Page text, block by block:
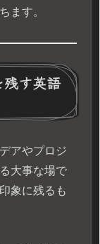
ます。
残す英語
アやプロジ
大事な場で
象に残るも